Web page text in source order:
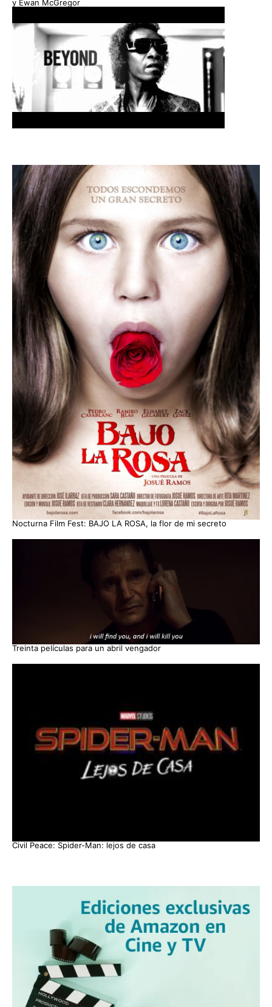
y Ewan McGregor
Nocturna Film Fest: BAJO LA ROSA, la flor de mi secreto
Treinta películas para un abril vengador
Civil Peace: Spider-Man: lejos de casa